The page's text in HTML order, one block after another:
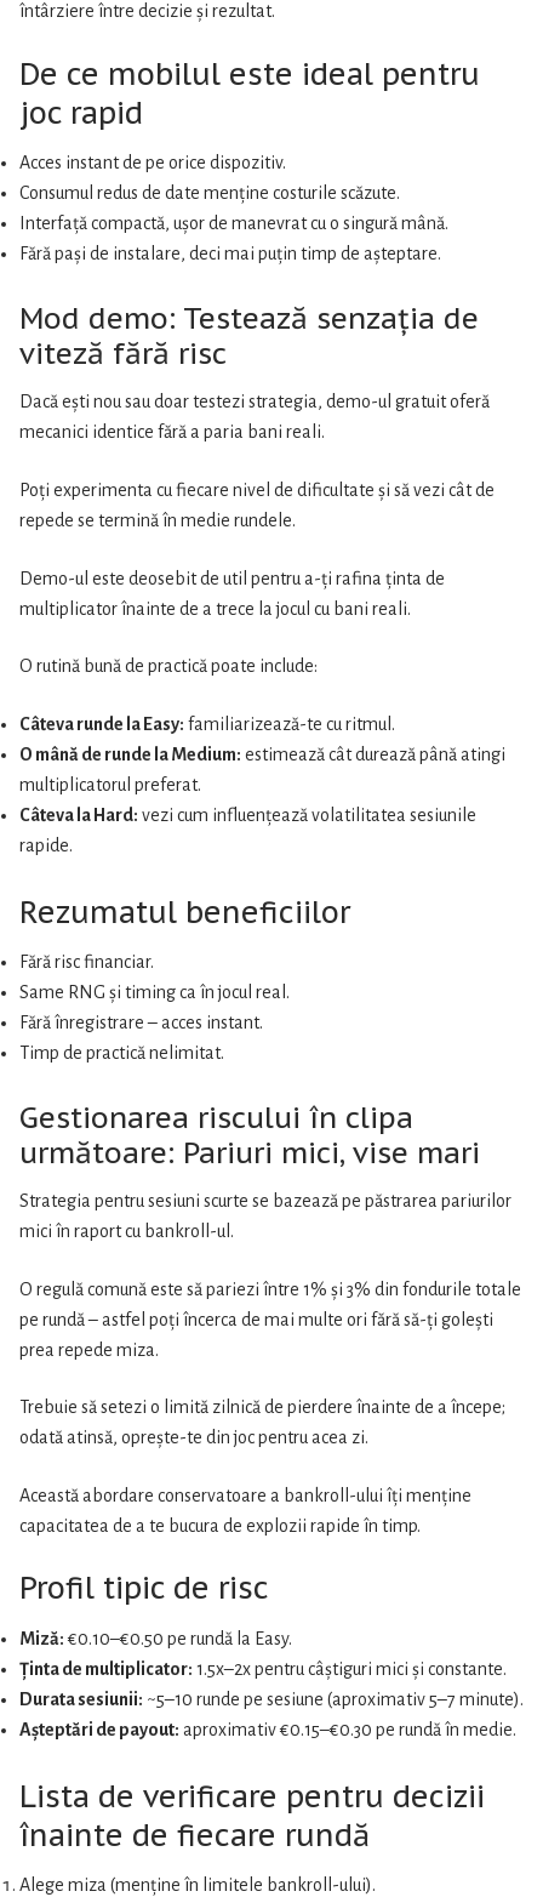
întârziere între decizie și rezultat.
De ce mobilul este ideal pentru
joc rapid
Acces instant de pe orice dispozitiv.
Consumul redus de date menține costurile scăzute.
Interfață compactă, ușor de manevrat cu o singură mână.
Fără pași de instalare, deci mai puțin timp de așteptare.
Mod demo: Testează senzația de
viteză fără risc
Dacă ești nou sau doar testezi strategia, demo-ul gratuit oferă
mecanici identice fără a paria bani reali.
Poți experimenta cu fiecare nivel de dificultate și să vezi cât de
repede se termină în medie rundele.
Demo-ul este deosebit de util pentru a-ți rafina ținta de
multiplicator înainte de a trece la jocul cu bani reali.
O rutină bună de practică poate include:
Câteva runde la Easy: familiarizează-te cu ritmul.
O mână de runde la Medium: estimează cât durează până atingi
multiplicatorul preferat.
Câteva la Hard: vezi cum influențează volatilitatea sesiunile
rapide.
Rezumatul beneficiilor
Fără risc financiar.
Same RNG și timing ca în jocul real.
Fără înregistrare – acces instant.
Timp de practică nelimitat.
Gestionarea riscului în clipa
următoare: Pariuri mici, vise mari
Strategia pentru sesiuni scurte se bazează pe păstrarea pariurilor
mici în raport cu bankroll-ul.
O regulă comună este să pariezi între 1% și 3% din fondurile totale
pe rundă – astfel poți încerca de mai multe ori fără să-ți golești
prea repede miza.
Trebuie să setezi o limită zilnică de pierdere înainte de a începe;
odată atinsă, oprește-te din joc pentru acea zi.
Această abordare conservatoare a bankroll-ului îți menține
capacitatea de a te bucura de explozii rapide în timp.
Profil tipic de risc
Miză:€0.10–€0.50 pe rundă la Easy.
Ținta de multiplicator: 1.5x–2x pentru câștiguri mici și constante.
Durata sesiunii: ~5–10 runde pe sesiune (aproximativ 5–7 minute).
Așteptări de payout: aproximativ €0.15–€0.30 pe rundă în medie.
Lista de verificare pentru decizii
înainte de fiecare rundă
Alege miza (menține în limitele bankroll-ului).